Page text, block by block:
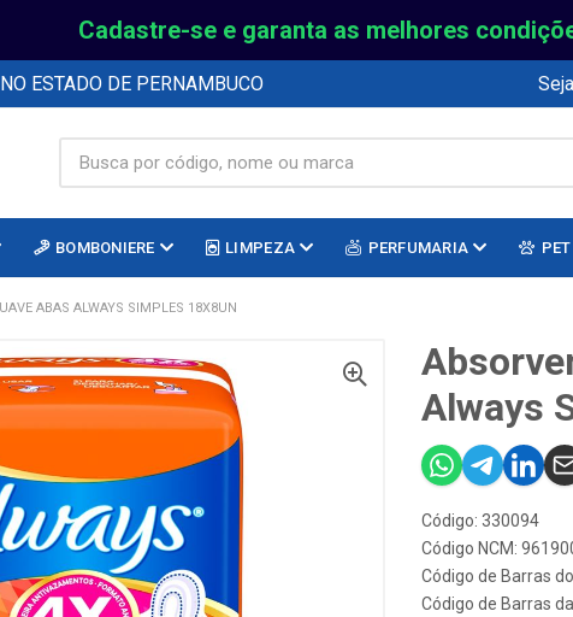
Cadastre-se e garanta as melhores
ESTADO DE PERNAMBUCO
BOMBONIERE LIMPEZA PERFUMARIA PET
ABAS ALWAYS SIMPLES 18X8UN
Always
Código: 330094
Código NCM:
Código de Barras
Código de Barras